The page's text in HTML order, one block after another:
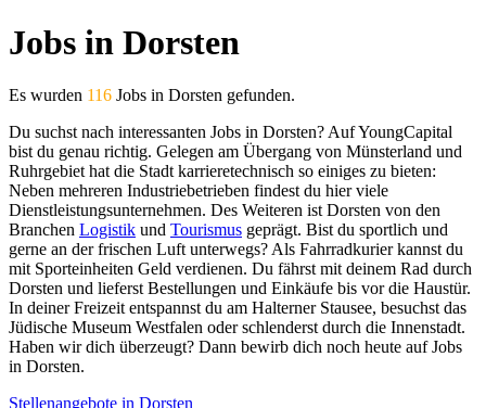
Jobs in Dorsten
Es wurden 116 Jobs in Dorsten gefunden.
Du suchst nach interessanten Jobs in Dorsten? Auf YoungCapital
bist du genau richtig. Gelegen am Übergang von Münsterland und
Ruhrgebiet hat die Stadt karrieretechnisch so einiges zu bieten:
Neben mehreren Industriebetrieben findest du hier viele
Dienstleistungsunternehmen. Des Weiteren ist Dorsten von den
Branchen Logistik und Tourismus geprägt. Bist du sportlich und
gerne an der frischen Luft unterwegs? Als Fahrradkurier kannst du
mit Sporteinheiten Geld verdienen. Du fährst mit deinem Rad durch
Dorsten und lieferst Bestellungen und Einkäufe bis vor die Haustür.
In deiner Freizeit entspannst du am Halterner Stausee, besuchst das
Jüdische Museum Westfalen oder schlenderst durch die Innenstadt.
Haben wir dich überzeugt? Dann bewirb dich noch heute auf Jobs
in Dorsten.
Stellenangebote in Dorsten